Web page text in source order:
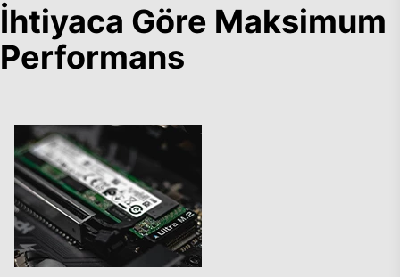
İhtiyaca Göre Maksimum
Performans